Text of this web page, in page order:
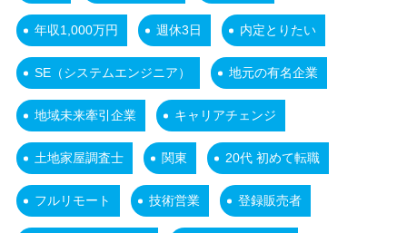
年収1,000万円 週休3日 内定とりたい
SE（システムエンジニア） 地元の有名企業
地域未来牽引企業 キャリアチェンジ
土地家屋調査士 関東 20代 初めて転職
フルリモート 技術営業 登録販売者